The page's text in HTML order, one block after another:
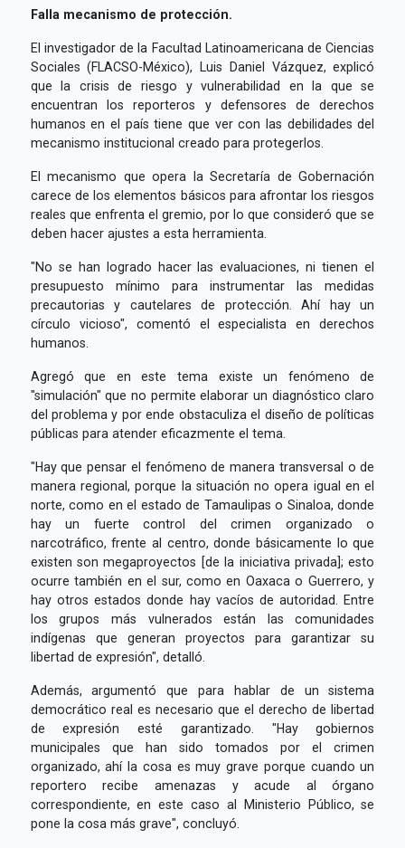
Falla mecanismo de protección.
El investigador de la Facultad Latinoamericana de Ciencias
Sociales (FLACSO-México), Luis Daniel Vázquez, explicó
que la crisis de riesgo y vulnerabilidad en la que se
encuentran los reporteros y defensores de derechos
humanos en el país tiene que ver con las debilidades del
mecanismo institucional creado para protegerlos.
El mecanismo que opera la Secretaría de Gobernación
carece de los elementos básicos para afrontar los riesgos
reales que enfrenta el gremio, por lo que consideró que se
deben hacer ajustes a esta herramienta.
"No se han logrado hacer las evaluaciones, ni tienen el
presupuesto mínimo para instrumentar las medidas
precautorias y cautelares de protección. Ahí hay un
círculo vicioso", comentó el especialista en derechos
humanos.
Agregó que en este tema existe un fenómeno de
"simulación" que no permite elaborar un diagnóstico claro
del problema y por ende obstaculiza el diseño de políticas
públicas para atender eficazmente el tema.
"Hay que pensar el fenómeno de manera transversal o de
manera regional, porque la situación no opera igual en el
norte, como en el estado de Tamaulipas o Sinaloa, donde
hay un fuerte control del crimen organizado o
narcotráfico, frente al centro, donde básicamente lo que
existen son megaproyectos [de la iniciativa privada]; esto
ocurre también en el sur, como en Oaxaca o Guerrero, y
hay otros estados donde hay vacíos de autoridad. Entre
los grupos más vulnerados están las comunidades
indígenas que generan proyectos para garantizar su
libertad de expresión", detalló.
Además, argumentó que para hablar de un sistema
democrático real es necesario que el derecho de libertad
de expresión esté garantizado. "Hay gobiernos
municipales que han sido tomados por el crimen
organizado, ahí la cosa es muy grave porque cuando un
reportero recibe amenazas y acude al órgano
correspondiente, en este caso al Ministerio Público, se
pone la cosa más grave", concluyó.